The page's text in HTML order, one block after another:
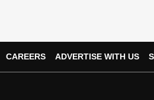
CAREERS ADVERTISE WITH US